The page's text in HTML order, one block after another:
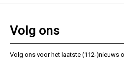
Volg ons
Volg ons voor het laatste (112-)nieuws